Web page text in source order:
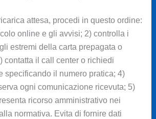
attesa, procedi in questo ordine:
online e gli avvisi; 2) controlla i
estremi della carta prepagata o
contatta il call center o richiedi
specificando il numero pratica; 4)
ogni comunicazione ricevuta; 5)
ricorso amministrativo nei
normativa. Evita di fornire dati